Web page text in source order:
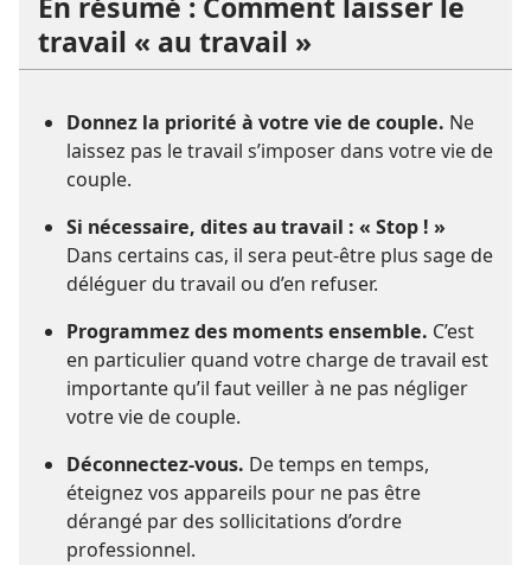
En résumé : Comment laisser le
travail « au travail »
Donnez la priorité à votre vie de couple. Ne
laissez pas le travail s’imposer dans votre vie de
couple.
Si nécessaire, dites au travail : « Stop ! »
Dans certains cas, il sera peut-être plus sage de
déléguer du travail ou d’en refuser.
Programmez des moments ensemble. C’est
en particulier quand votre charge de travail est
importante qu’il faut veiller à ne pas négliger
votre vie de couple.
Déconnectez-vous. De temps en temps,
éteignez vos appareils pour ne pas être
dérangé par des sollicitations d’ordre
professionnel.